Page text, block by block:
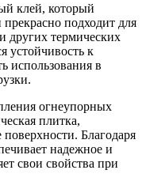
клей, который
подходит для
других термических
устойчивость к
использования в
огнеупорных
плитка,
Благодаря
надежное и
свои свойства при